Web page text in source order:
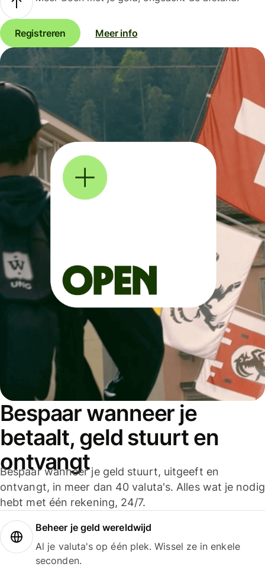
Registreren Meer info
Bespaar wanneer je
betaalt, geld stuurt en
ontvangt
Bespaar wanneer je geld stuurt, uitgeeft en
ontvangt, in meer dan 40 valuta's. Alles wat je nodig
hebt met één rekening, 24/7.
Beheer je geld wereldwijd
Al je valuta's op één plek. Wissel ze in enkele
seconden.